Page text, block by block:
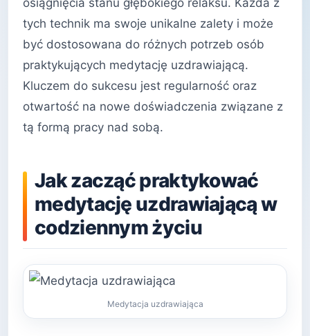
osiągnięcia stanu głębokiego relaksu. Każda z
tych technik ma swoje unikalne zalety i może
być dostosowana do różnych potrzeb osób
praktykujących medytację uzdrawiającą.
Kluczem do sukcesu jest regularność oraz
otwartość na nowe doświadczenia związane z
tą formą pracy nad sobą.
Jak zacząć praktykować
medytację uzdrawiającą w
codziennym życiu
Medytacja uzdrawiająca